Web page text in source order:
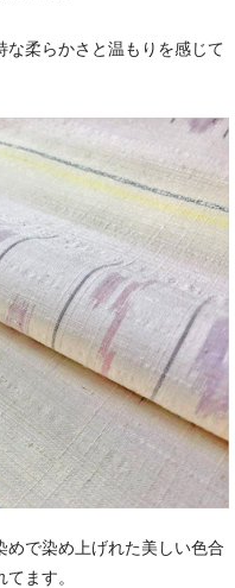
柔らかさと温もりを感じて
で染め上げれた美しい色合
ます。